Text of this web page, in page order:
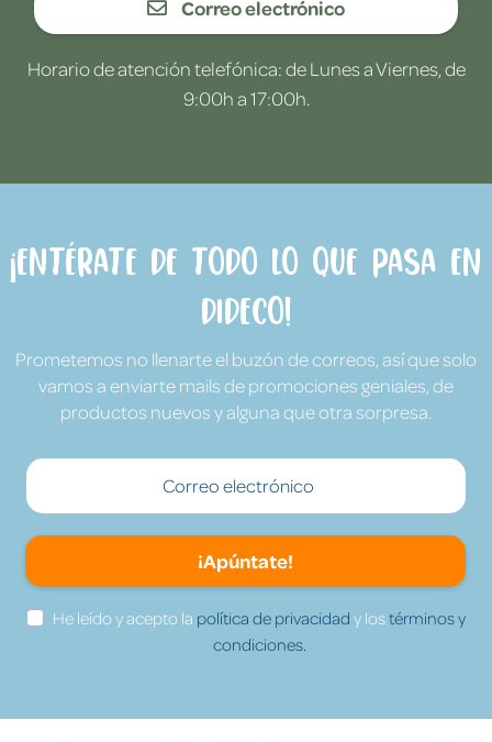
Correo electrónico
Horario de atención telefónica: de Lunes a Viernes, de
9:00h a 17:00h.
¡Entérate de todo lo que pasa en
Dideco!
Prometemos no llenarte el buzón de correos, así que solo
vamos a enviarte mails de promociones geniales, de
productos nuevos y alguna que otra sorpresa.
¡Apúntate!
He leído y acepto la política de privacidad y lostérminos y
condiciones.